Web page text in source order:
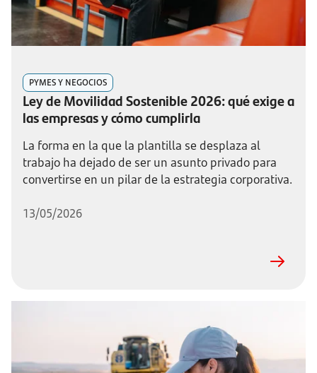
PYMES Y NEGOCIOS
Ley de Movilidad Sostenible 2026: qué exige a
las empresas y cómo cumplirla
La forma en la que la plantilla se desplaza al
trabajo ha dejado de ser un asunto privado para
convertirse en un pilar de la estrategia corporativa.
13/05/2026